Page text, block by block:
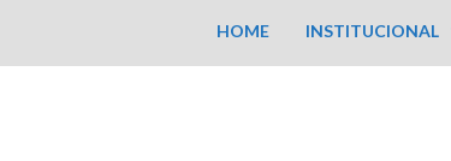
HOME INSTITUCIONAL